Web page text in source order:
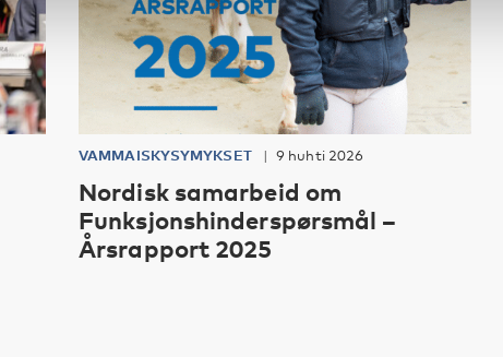
VAMMAISKYSYMYKSET 9 huhti 2026
Nordisk samarbeid om
Funksjonshinderspørsmål –
Årsrapport 2025